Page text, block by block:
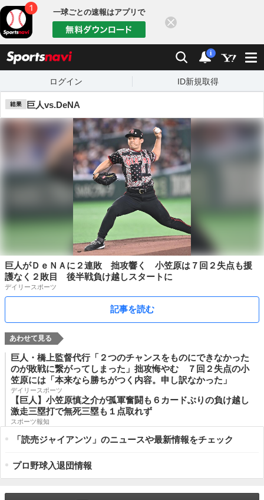
一球ごとの速報はアプリで
検索
通知数：
i
ログイン ID新規取得
巨人vs.DeNA
巨人がＤｅＮＡに２連敗 拙攻響く 小笠原は７回２失点も援
護なく２敗目 後半戦負け越しスタートに
デイリースポーツ
記事を読む
巨人・橋上監督代行「２つのチャンスをものにできなかった
のが敗戦に繋がってしまった」拙攻悔やむ ７回２失点の小
笠原には「本来なら勝ちがつく内容。申し訳なかった」
デイリースポーツ
【巨人】小笠原慎之介が孤軍奮闘も６カードぶりの負け越し
激走三塁打で無死三塁も１点取れず
スポーツ報知
「読売ジャイアンツ」のニュースや最新情報をチェック
プロ野球入退団情報